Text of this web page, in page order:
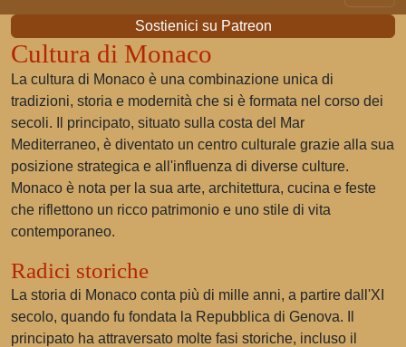
Sostienici su Patreon
Cultura di Monaco
La cultura di Monaco è una combinazione unica di
tradizioni, storia e modernità che si è formata nel corso dei
secoli. Il principato, situato sulla costa del Mar
Mediterraneo, è diventato un centro culturale grazie alla sua
posizione strategica e all'influenza di diverse culture.
Monaco è nota per la sua arte, architettura, cucina e feste
che riflettono un ricco patrimonio e uno stile di vita
contemporaneo.
Radici storiche
La storia di Monaco conta più di mille anni, a partire dall'XI
secolo, quando fu fondata la Repubblica di Genova. Il
principato ha attraversato molte fasi storiche, incluso il